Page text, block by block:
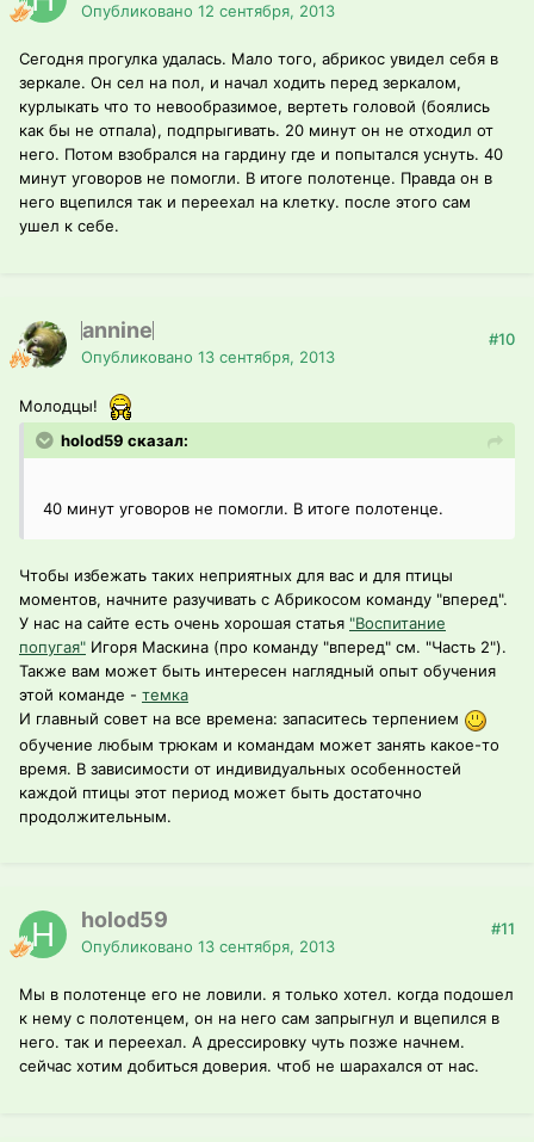
Опубликовано 12 сентября, 2013
Сегодня прогулка удалась. Мало того, абрикос увидел себя в
зеркале. Он сел на пол, и начал ходить перед зеркалом,
курлыкать что то невообразимое, вертеть головой (боялись
как бы не отпала), подпрыгивать. 20 минут он не отходил от
него. Потом взобрался на гардину где и попытался уснуть. 40
минут уговоров не помогли. В итоге полотенце. Правда он в
него вцепился так и переехал на клетку. после этого сам
ушел к себе.
annine
Опубликовано 13 сентября, 2013
#10
Молодцы!
holod59 сказал:
40 минут уговоров не помогли. В итоге полотенце.
Чтобы избежать таких неприятных для вас и для птицы
моментов, начните разучивать с Абрикосом команду "вперед".
У нас на сайте есть очень хорошая статья "Воспитание
попугая" Игоря Маскина (про команду "вперед" см. "Часть 2").
Также вам может быть интересен наглядный опыт обучения
этой команде - темка
И главный совет на все времена: запаситесь терпением
обучение любым трюкам и командам может занять какое-то
время. В зависимости от индивидуальных особенностей
каждой птицы этот период может быть достаточно
продолжительным.
holod59
Опубликовано 13 сентября, 2013
#11
Мы в полотенце его не ловили. я только хотел. когда подошел
к нему с полотенцем, он на него сам запрыгнул и вцепился в
него. так и переехал. А дрессировку чуть позже начнем.
сейчас хотим добиться доверия. чтоб не шарахался от нас.